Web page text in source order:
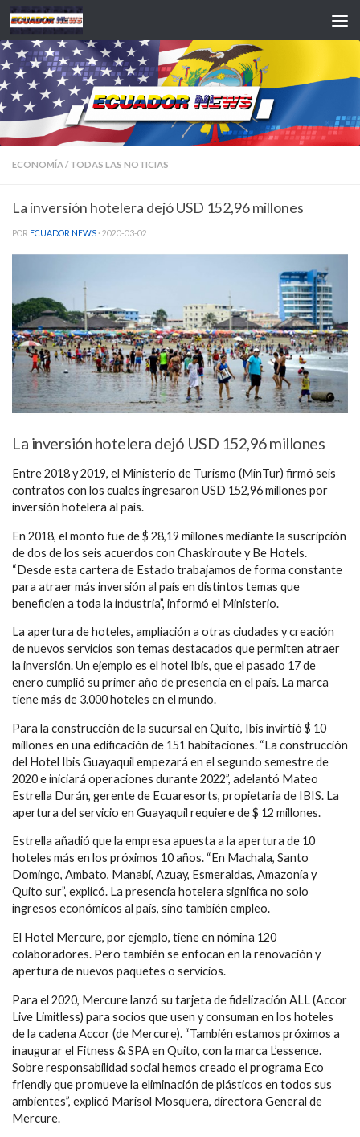
Saltar al contenido
ECONOMÍA/ TODAS LAS NOTICIAS
La inversión hotelera dejó USD 152,96 millones
POR ECUADOR NEWS · 2020-03-02
La inversión hotelera dejó USD 152,96 millones
Entre 2018 y 2019, el Ministerio de Turismo (MinTur) firmó seis
contratos con los cuales ingresaron USD 152,96 millones por
inversión hotelera al país.
En 2018, el monto fue de $ 28,19 millones mediante la suscripción
de dos de los seis acuerdos con Chaskiroute y Be Hotels.
“Desde esta cartera de Estado trabajamos de forma constante
para atraer más inversión al país en distintos temas que
beneficien a toda la industria”, informó el Ministerio.
La apertura de hoteles, ampliación a otras ciudades y creación
de nuevos servicios son temas destacados que permiten atraer
la inversión. Un ejemplo es el hotel Ibis, que el pasado 17 de
enero cumplió su primer año de presencia en el país. La marca
tiene más de 3.000 hoteles en el mundo.
Para la construcción de la sucursal en Quito, Ibis invirtió $ 10
millones en una edificación de 151 habitaciones. “La construcción
del Hotel Ibis Guayaquil empezará en el segundo semestre de
2020 e iniciará operaciones durante 2022”, adelantó Mateo
Estrella Durán, gerente de Ecuaresorts, propietaria de IBIS. La
apertura del servicio en Guayaquil requiere de $ 12 millones.
Estrella añadió que la empresa apuesta a la apertura de 10
hoteles más en los próximos 10 años. “En Machala, Santo
Domingo, Ambato, Manabí, Azuay, Esmeraldas, Amazonía y
Quito sur”, explicó. La presencia hotelera significa no solo
ingresos económicos al país, sino también empleo.
El Hotel Mercure, por ejemplo, tiene en nómina 120
colaboradores. Pero también se enfocan en la renovación y
apertura de nuevos paquetes o servicios.
Para el 2020, Mercure lanzó su tarjeta de fidelización ALL (Accor
Live Limitless) para socios que usen y consuman en los hoteles
de la cadena Accor (de Mercure). “También estamos próximos a
inaugurar el Fitness & SPA en Quito, con la marca L’essence.
Sobre responsabilidad social hemos creado el programa Eco
friendly que promueve la eliminación de plásticos en todos sus
ambientes”, explicó Marisol Mosquera, directora General de
Mercure.